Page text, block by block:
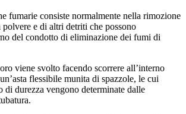
fumarie consiste normalmente nella rimozione
e di altri detriti che possono
del condotto di eliminazione dei fumi di
viene svolto facendo scorrere all’interno
flessibile munita di spazzole, le cui
di durezza vengono determinate dalle